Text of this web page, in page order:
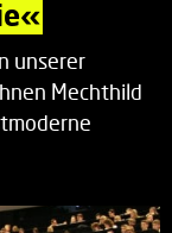
unserer
Mechthild